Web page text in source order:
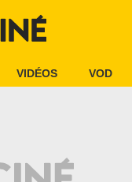
VIDÉOS VOD